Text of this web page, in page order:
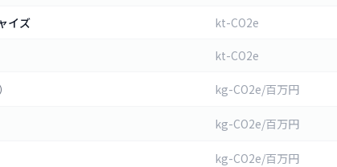
イズ kt-CO2e
kt-CO2e
kg-CO2e/百万円
kg-CO2e/百万円
kg-CO2e/百万円